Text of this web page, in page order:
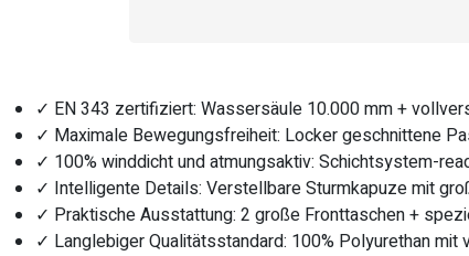
✓ EN 343 zertifiziert: Wassersäule 10.000 mm +
✓ Maximale Bewegungsfreiheit: Locker geschnittene
✓ 100% winddicht und atmungsaktiv: Schichtsystem-
✓ Intelligente Details: Verstellbare Sturmkapuze mit
✓ Praktische Ausstattung: 2 große Fronttaschen +
✓ Langlebiger Qualitätsstandard: 100% Polyurethan